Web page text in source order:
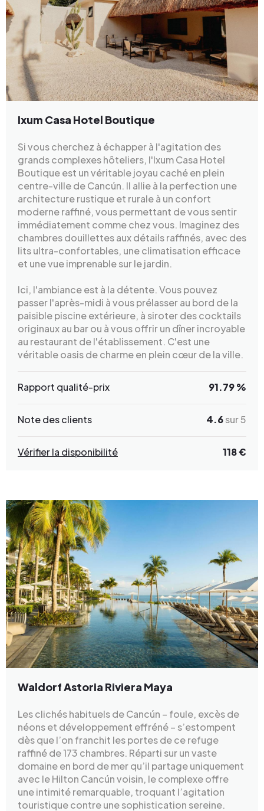
Ixum Casa Hotel Boutique
Si vous cherchez à échapper à l'agitation des
grands complexes hôteliers, l'Ixum Casa Hotel
Boutique est un véritable joyau caché en plein
centre-ville de Cancún. Il allie à la perfection une
architecture rustique et rurale à un confort
moderne raffiné, vous permettant de vous sentir
immédiatement comme chez vous. Imaginez des
chambres douillettes aux détails raffinés, avec des
lits ultra-confortables, une climatisation efficace
et une vue imprenable sur le jardin.
Ici, l'ambiance est à la détente. Vous pouvez
passer l'après-midi à vous prélasser au bord de la
paisible piscine extérieure, à siroter des cocktails
originaux au bar ou à vous offrir un dîner incroyable
au restaurant de l'établissement. C'est une
véritable oasis de charme en plein cœur de la ville.
Rapport qualité-prix 91.79 %
Note des clients 4.6sur 5
Vérifier la disponibilité 118 €
Waldorf Astoria Riviera Maya
Les clichés habituels de Cancún – foule, excès de
néons et développement effréné – s’estompent
dès que l’on franchit les portes de ce refuge
raffiné de 173 chambres. Réparti sur un vaste
domaine en bord de mer qu’il partage uniquement
avec le Hilton Cancún voisin, le complexe offre
une intimité remarquable, troquant l’agitation
touristique contre une sophistication sereine.